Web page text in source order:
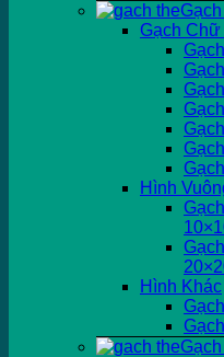
Gạch Chữ
Hình
Hình Khác